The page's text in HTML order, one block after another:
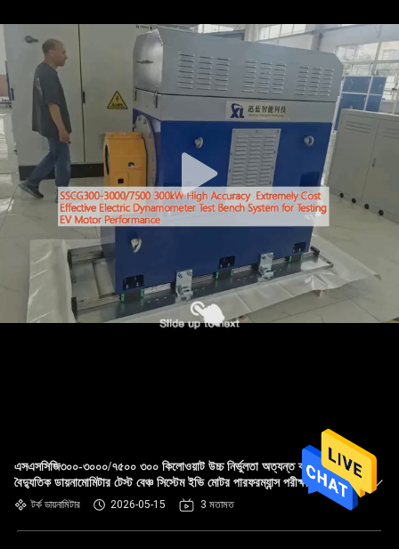
এসএসসিজি৩০০-৩০০০/৭৫০০ ৩০০ কিলোওয়াট উচ্চ নির্ভুলতা অত্যন্ত ব্যয় কার্যকর
বৈদ্যুতিক ডায়নামোমিটার টেস্ট বেঞ্চ সিস্টেম ইভি মোটর পারফরম্যান্স পরীক্ষা করার
জন্যটর্ক ডায়নামিটার 2026-05-15 3 মতামত